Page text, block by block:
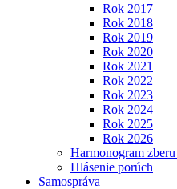
Rok 2017
Rok 2018
Rok 2019
Rok 2020
Rok 2021
Rok 2022
Rok 2023
Rok 2024
Rok 2025
Rok 2026
Harmonogram
Hlásenie porúch
Samospráva